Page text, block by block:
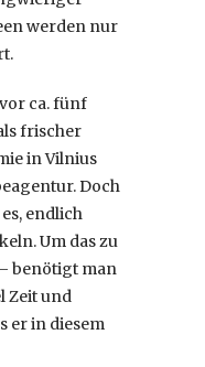
werden nur
ca. fünf
frischer
in Vilnius
Doch
endlich
Um das zu
benötigt man
Zeit und
er in diesem